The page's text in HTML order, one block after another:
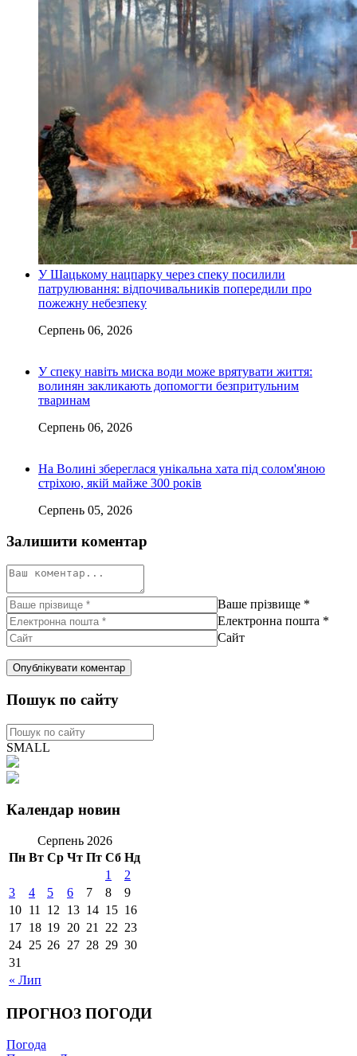
У Шацькому нацпарку через спеку посилили
патрулювання: відпочивальників попередили про
пожежну небезпеку
Серпень 06, 2026
У спеку навіть миска води може врятувати життя:
волинян закликають допомогти безпритульним
тваринам
Серпень 06, 2026
На Волині збереглася унікальна хата під солом'яною
стріхою, якій майже 300 років
Серпень 05, 2026
Залишити коментар
Ваше прізвище *
Електронна пошта *
Сайт
Пошук по сайту
SMALL
Календар новин
Серпень 2026
Пн Вт Ср Чт Пт Сб Нд
« Лип
1
2
3
4 5 6 7 8
9
10 11 12 13 14 15 16
17 18 19 20 21 22 23
24 25 26 27 28 29 30
31
ПРОГНОЗ ПОГОДИ
Погода